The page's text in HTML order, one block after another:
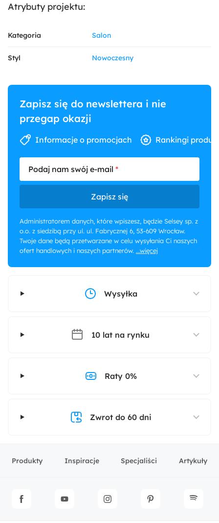
Atrybuty projektu:
Kategoria Salon
Styl Nowoczesny
Zapisz się do newslettera i nie
przegap okazji
Informacje o promocjach Rankingi
Podaj nam swój e-mail
Zapisz się
Administratorem danych, które wpiszesz, będzie Selsey sp. z
o.o. z siedzibą przy ul. ul. Fabrycznej 6, 53-609 Wrocław.
Twoje dane będą przetwarzane w celu wysyłania Ci naszych
ofert handlowych i naszych partnerów. ...więcej
Wysyłka
10 lat na rynku
Raty 0%
Zwrot do 60 dni
Produkty Inspiracje Specjaliści Artykuły